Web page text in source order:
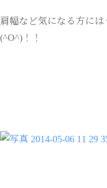
肩幅など気になる方に
(^O^)！！